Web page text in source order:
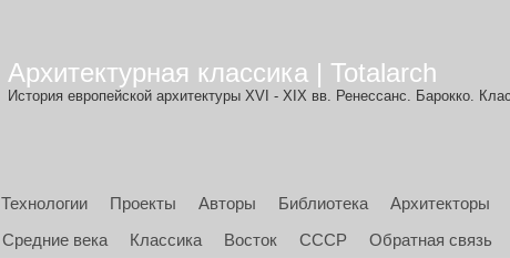
Архитектурная классика | Totalarch
История европейской архитектуры XVI - XIX вв. Ренессанс. Барокко.
Технологии Проекты Авторы Библиотека Архитекторы
Средние века Классика Восток СССР Обратная связь